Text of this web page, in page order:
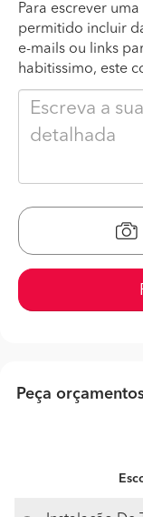
Para escrever
permitido incluir
e-mails ou links
habitissimo, este
Peça